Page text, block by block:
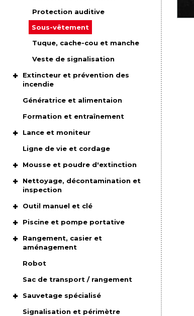
Protection auditive
Sous-vêtement
Tuque, cache-cou et manche
Veste de signalisation
Extincteur et prévention des
incendie
Génératrice et alimentaion
Formation et entraînement
Lance et moniteur
Ligne de vie et cordage
Mousse et poudre d'extinction
Nettoyage, décontamination et
inspection
Outil manuel et clé
Piscine et pompe portative
Rangement, casier et
aménagement
Robot
Sac de transport / rangement
Sauvetage spécialisé
Signalisation et périmètre